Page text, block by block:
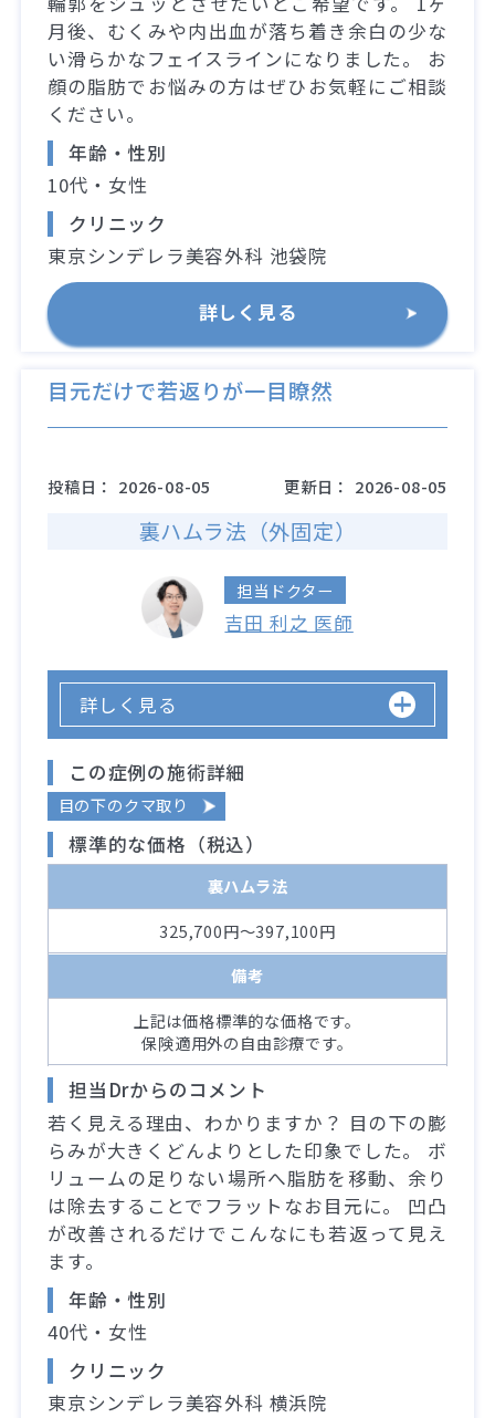
月後、むくみや内出血が落ち着き余白の少な
い滑らかなフェイスラインになりました。 お
顔の脂肪でお悩みの方はぜひお気軽にご相談
ください。
年齢・性別
10代・女性
クリニック
東京シンデレラ美容外科 池袋院
詳しく見る
目元だけで若返りが一目瞭然
投稿日： 2026-08-05 更新日： 2026-08-05
裏ハムラ法（外固定）
担当ドクター
吉田 利之 医師
詳しく見る
この症例の施術詳細
目の下のクマ取り
標準的な価格（税込）
裏ハムラ法
325,700円～397,100円
備考
上記は価格標準的な価格です。
保険適用外の自由診療です。
担当Drからのコメント
若く見える理由、わかりますか？ 目の下の膨
らみが大きくどんよりとした印象でした。 ボ
リュームの足りない場所へ脂肪を移動、余り
は除去することでフラットなお目元に。 凹凸
が改善されるだけでこんなにも若返って見え
ます。
年齢・性別
40代・女性
クリニック
東京シンデレラ美容外科 横浜院